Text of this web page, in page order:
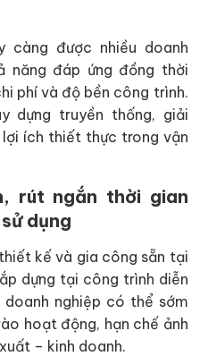
càng được nhiều doanh
năng đáp ứng đồng thời
phí và độ bền công trình.
dựng truyền thống, giải
ích thiết thực trong vận
rút ngắn thời gian
dụng
kế và gia công sẵn tại
dựng tại công trình diễn
doanh nghiệp có thể sớm
hoạt động, hạn chế ảnh
– kinh doanh.